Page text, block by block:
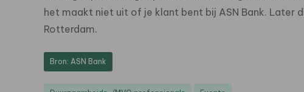
het maakt niet uit of je klant bent bij ASN Bank. Later
Rotterdam.
Bron: ASN Bank